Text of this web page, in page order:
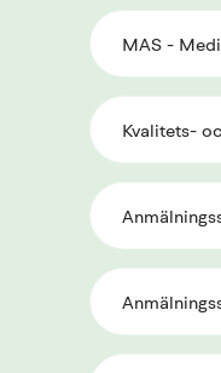
MAS -
Kvalitets-